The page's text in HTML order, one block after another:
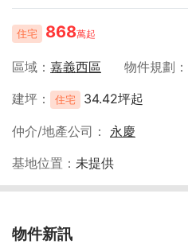
住宅 868萬起
區域 嘉義西區 物件規劃
建坪
住宅 34.42坪起
仲介/地產公司
永慶
基地位置
未提供
物件新訊